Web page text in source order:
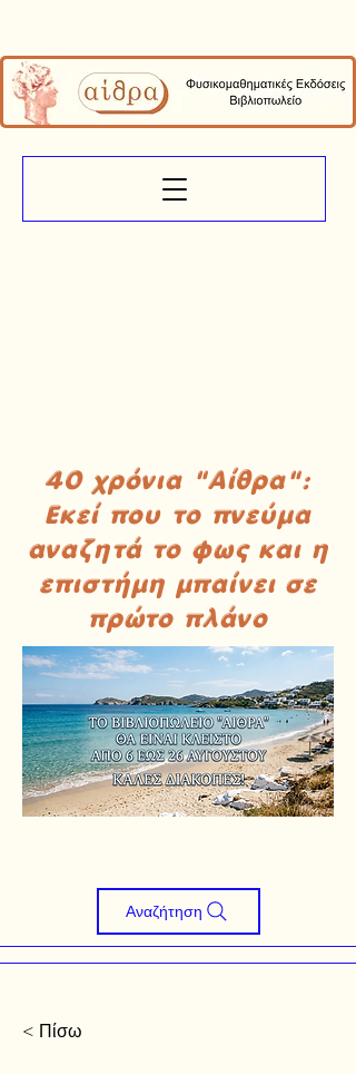
40 χρόνια "Αίθρα":
Εκεί που το πνεύμα
αναζητά το φως και η
επιστήμη μπαίνει σε
πρώτο πλάνο
Αναζήτηση
< Πίσω